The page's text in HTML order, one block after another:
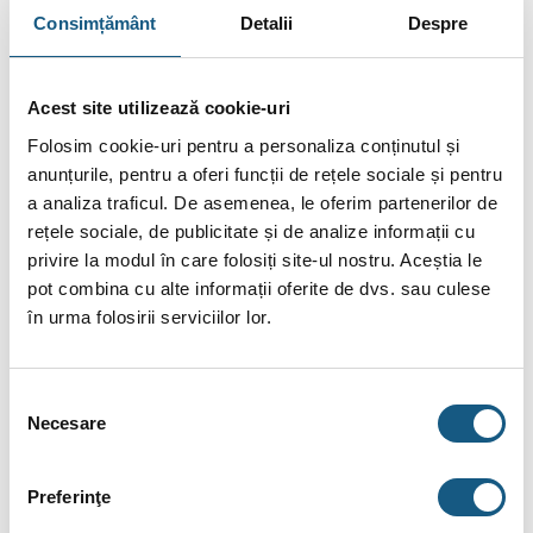
Consimțământ Detalii Despre
Acest site utilizează cookie-uri
Folosim cookie-uri pentru a personaliza conținutul și
anunțurile, pentru a oferi funcții de rețele sociale și pentru
a analiza traficul. De asemenea, le oferim partenerilor de
rețele sociale, de publicitate și de analize informații cu
privire la modul în care folosiți site-ul nostru. Aceștia le
pot combina cu alte informații oferite de dvs. sau culese
în urma folosirii serviciilor lor.
consimțământului
Necesare
Preferinţe
asemenea, unele specificații pot fi modificate de către
producător fără preaviz sau pot conține erori de operare.
DESCRIERE
INFORMAȚII SUPLIMENTARE
Teava Heko multistrat izolata rosu 16×2.0,
Ideala pentru toate aplicatiile: incalzire cu radiatoare,